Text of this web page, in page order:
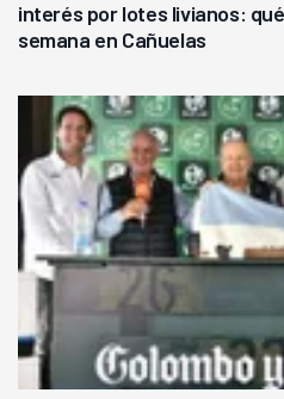
interés por lotes livianos:
semana en Cañuelas